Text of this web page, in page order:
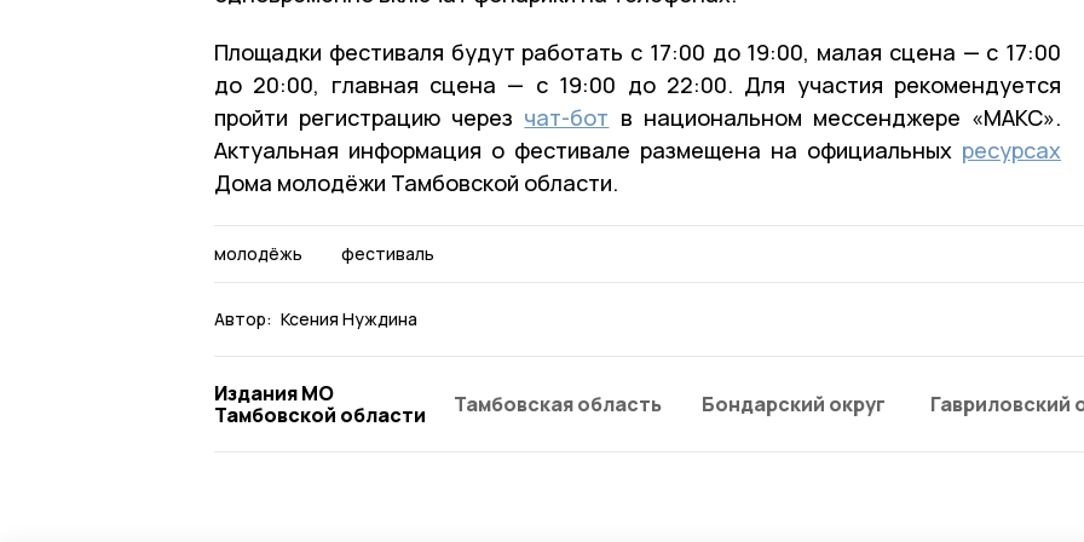
Площадки фестиваля будут работать с 17:00 до 19:00, малая сцена — с 17:00
до 20:00, главная сцена — с 19:00 до 22:00. Для участия рекомендуется
пройти регистрацию через чат-бот в национальном мессенджере «МАКС».
Актуальная информация о фестивале размещена на официальных ресурсах
Дома молодёжи Тамбовской области.
молодёжь фестиваль
Автор: Ксения Нуждина
Издания МО
Тамбовской области
Тамбовская область Бондарский округ Гавриловский